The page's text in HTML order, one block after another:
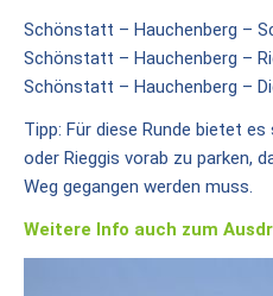
Preise
/
Buchung
Das
BergTeam
Schönstatt – Hauchenberg –
Schönstatt – Hauchenberg –
Schönstatt – Hauchenberg –
Tipp: Für diese Runde bietet
oder Rieggis vorab zu parken,
Weg gegangen werden muss.
Weitere Info auch zum